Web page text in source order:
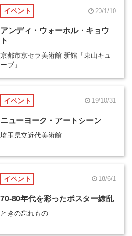
イベント 20/1/10
アンディ・ウォーホル・キョウ
ト
京都市京セラ美術館 新館「東山キュ
ーブ」
イベント 19/10/31
ニューヨーク・アートシーン
埼玉県立近代美術館
イベント 18/6/1
70-80年代を彩ったポスター繚乱
ときの忘れもの